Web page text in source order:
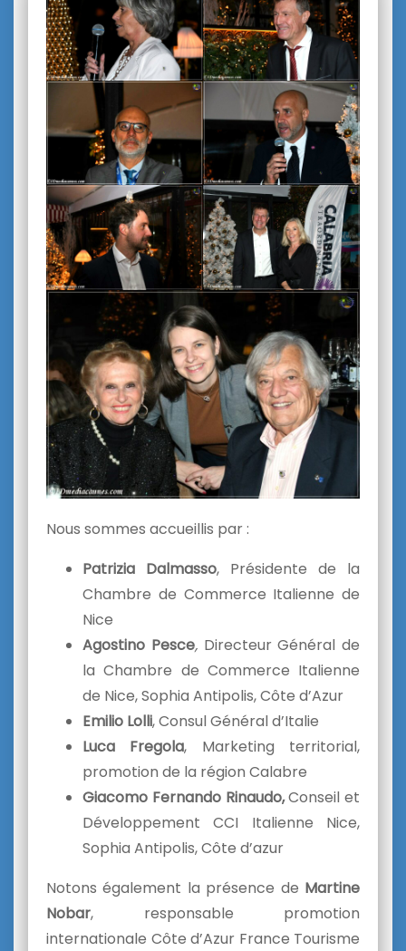
Nous sommes accueillis par :
Patrizia Dalmasso, Présidente de la
Chambre de Commerce Italienne de
Nice
Agostino Pesce, Directeur Général de
la Chambre de Commerce Italienne
de Nice, Sophia Antipolis, Côte d’Azur
Emilio Lolli, Consul Général d’Italie
Luca Fregola, Marketing territorial,
promotion de la région Calabre
Giacomo Fernando Rinaudo,Conseil et
Développement CCI Italienne Nice,
Sophia Antipolis, Côte d’azur
Notons également la présence de Martine
Nobar, responsable promotion
internationale Côte d’Azur France Tourisme